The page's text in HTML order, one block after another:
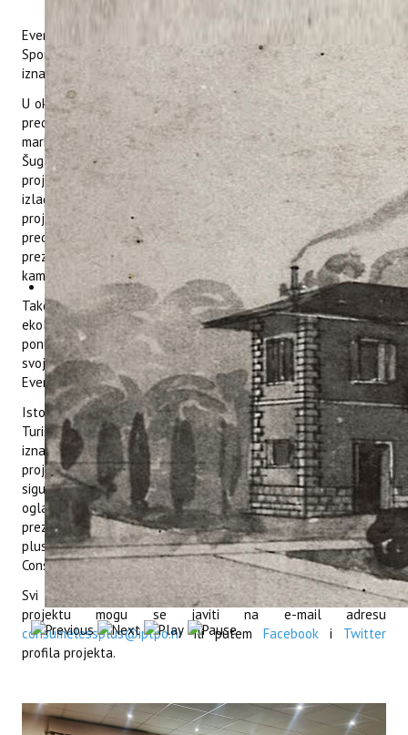
događaja WINE EnoGastro Vip
Event u Marina & Hotel Nautica u Novigradu te u pazinskom
Spomen domu u sklopu proljetnog ciklusa edukacije za
iznajmljivače s područja Turističke zajednice središnje Istre.
U okviru događaja WINE EnoGastro Vip Event organizirana su
predavanja iz područja sommelierstva i enologije, digitalnog
marketinga i održivog turizma. Predstavnice Instituta, Tina
Šugar Korda i Joelle Živolić upoznale su sudionike događaja s
projektom ConsumeLess Plus i ConsumelessMed oznakom kroz
izlaganje promotivnih materijala i pružanju informacija o
projektu i oznaci. Tina Šugar Korda sudioniciama događanja
predstavila je projekt ConsumeLess Plus u okviru čega je
prezentirala Consumeless model, ConsumelessMed oznaku,
kampanju podizanja svijesti i Consumeless platformu.
Također, održana su predavanja lokalnih vinara na teme
ekološke izvrsnosti, preduvjeta za razvoj turizma i kvaliteti
ponude i usluge. Organizator ovog događaja je Dantes sa
svojim timom agencije za marketing, istraživanje tržišta i
Event management „Ricerca Mercato“.
Istog dana, u pazinskom Spomen domu u organizaciji
Turističke zajednice središnje Istre održana je edukacija za
iznajmljivače na kojoj su predstavljeni program EcoDomus,
projekt ConsumeLess Plus, te predavanja o savjetima za
sigurnu turističku sezonu i administrativnom poslovanju i
oglašavanju. Predstavnica Instituta, Rosela Kružić,
prezentirala je sudionicama edukacije projekt ConsumeLess
plus, ConsumelessMed oznaku i kriterije za dobivanje
ConsumelessMed oznake.
Svi koji su zainteresirani za oznaku ili više informacija o
projektu mogu se javiti na e-mail adresu
consumelessplus@iptpo.hrili putem Facebook i Twitter
profila projekta.